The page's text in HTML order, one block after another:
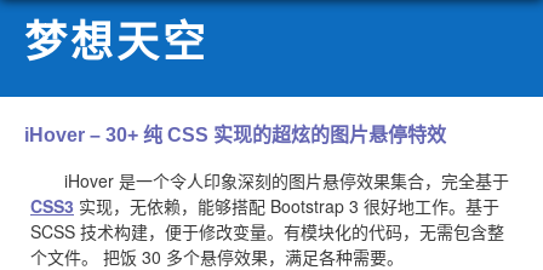
梦想天空
iHover – 30+ 纯 CSS 实现的超炫的图片悬停特效
iHover 是一个令人印象深刻的图片悬停效果集合，完全基于
CSS3 实现，无依赖，能够搭配 Bootstrap 3 很好地工作。基于
SCSS 技术构建，便于修改变量。有模块化的代码，无需包含整
个文件。 把饭 30 多个悬停效果，满足各种需要。